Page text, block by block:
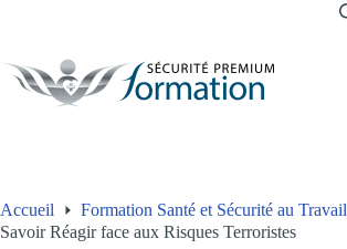
Accueil
Formation Santé et Sécurité au Travail
Savoir Réagir face aux Risques Terroristes